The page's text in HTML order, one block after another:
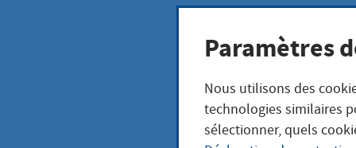
Paramètres
Nous utilisons des
technologies similaires
sélectionner, quels